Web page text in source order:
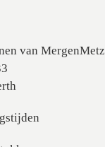
van MergenMetz